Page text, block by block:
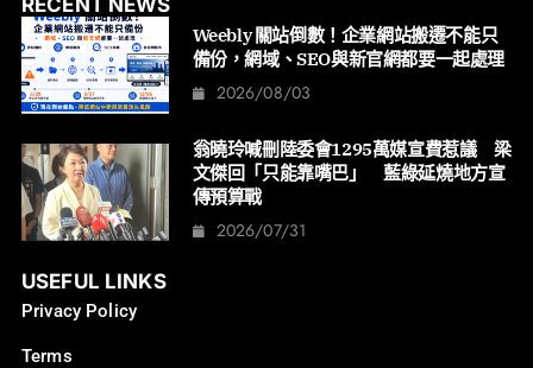
RECENT NEWS
Weebly 關站倒數！企業網站搬遷不能只
備份，網域、SEO與新官網都要一起處理
2026/08/03
翁曉玲喊刪陸委會1295萬媒宣費惹議 梁
文傑回「只能靠嘴巴」 藍綠延燒地方宣
傳預算戰
2026/07/31
USEFUL LINKS
Privacy Policy
Terms